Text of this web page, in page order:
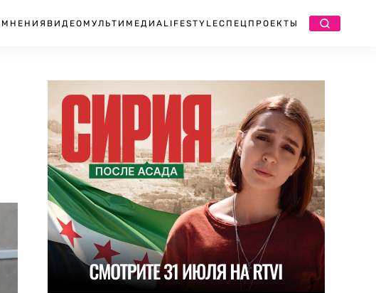
МНЕНИЯ ВИДЕО МУЛЬТИМЕДИА LIFESTYLEСПЕЦПРОЕКТЫ